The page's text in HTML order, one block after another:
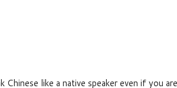
like a native speaker even if you